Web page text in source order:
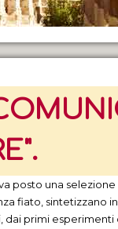
posto una
fiato, sintetizzano
dai primi esperimenti